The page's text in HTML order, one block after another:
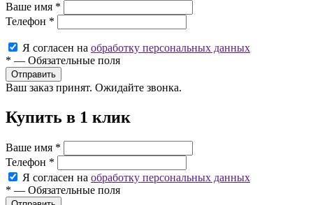
Ваше имя *
Телефон *
Я согласен на обработку персональных данных
* — Обязательные поля
Ваш заказ принят. Ожидайте звонка.
Купить в 1 клик
Ваше имя *
Телефон *
Я согласен на обработку персональных данных
* — Обязательные поля